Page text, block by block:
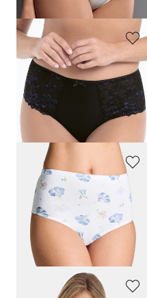
ROSA FAIA
Slip taille haute en dentelle
27,97 €39,95 €
Meilleur prix sur 30 jours** : 31,96 €
(-12%)
GOLDNER
Lot de slips taille haute en coton
20,96 € 29,95 €
Meilleur prix sur 30 jours** : 23,95 €
(-12%)